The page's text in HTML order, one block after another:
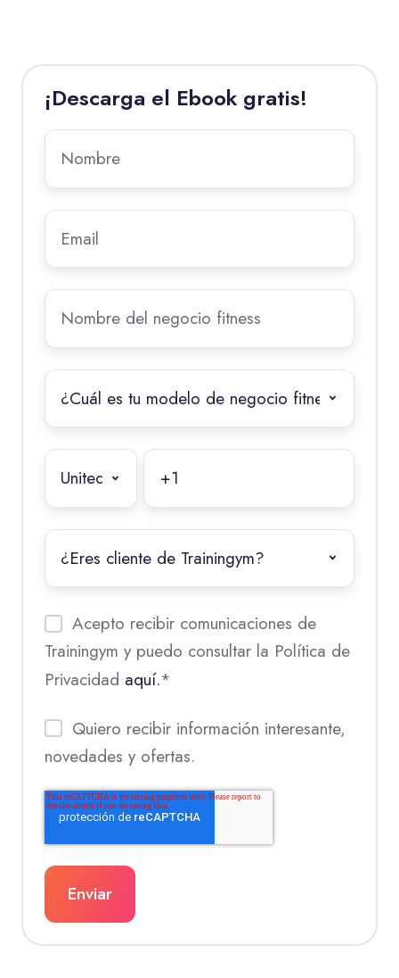
¡Descarga el Ebook gratis!
Nombre
Email
Nombre
del
negocio
fitness
¿Cuál
tu
modelo
de
negocio
fitness?
Teléfono
WhatsApp
¿Eres
client@
de
Trainingym?
Acepto recibir comunicaciones de
Trainingym y puedo consultar la Política de
Privacidad aquí.*
Quiero recibir información interesante,
novedades y ofertas.